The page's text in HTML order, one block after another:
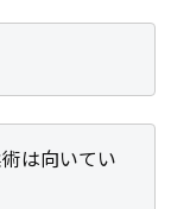
は向いてい